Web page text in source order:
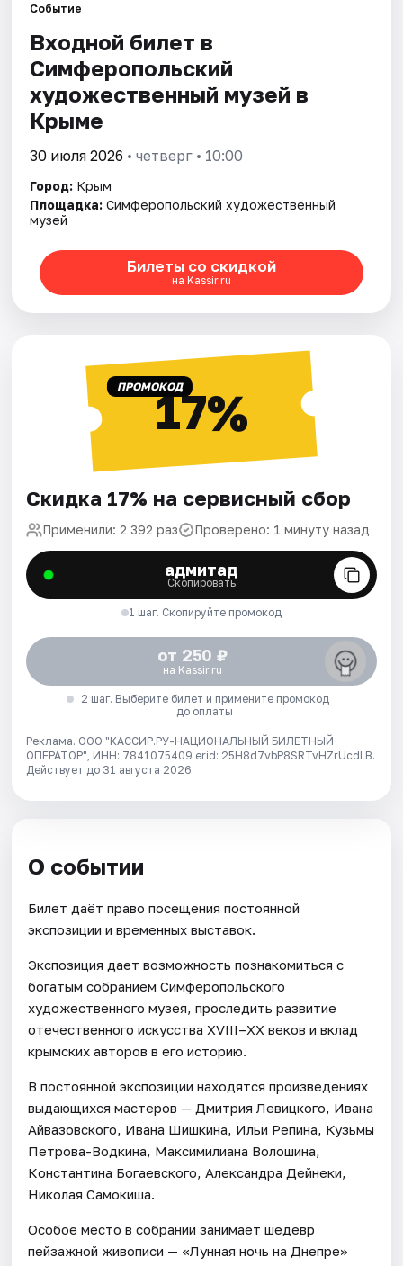
Событие
Входной билет в
Симферопольский
художественный музей в
Крыме
30 июля 2026 • четверг • 10:00
Город: Крым
Площадка: Симферопольский художественный
музей
Билеты со скидкой
на Kassir.ru
ПРОМОКОД17%
Скидка 17% на сервисный сбор
Применили: 2 392 раз Проверено: 1 минуту назад
адмитад
Скопировать
1 шаг. Скопируйте промокод
от 250 ₽
на Kassir.ru
2 шаг. Выберите билет и примените промокод
до оплаты
Реклама. ООО "КАССИР.РУ-НАЦИОНАЛЬНЫЙ БИЛЕТНЫЙ
ОПЕРАТОР", ИНН: 7841075409 erid: 25H8d7vbP8SRTvHZrUcdLB.
Действует до 31 августа 2026
О событии
Билет даёт право посещения постоянной
экспозиции и временных выставок.
Экспозиция дает возможность познакомиться с
богатым собранием Симферопольского
художественного музея, проследить развитие
отечественного искусства XVIII–ХХ веков и вклад
крымских авторов в его историю.
В постоянной экспозиции находятся произведениях
выдающихся мастеров — Дмитрия Левицкого, Ивана
Айвазовского, Ивана Шишкина, Ильи Репина, Кузьмы
Петрова-Водкина, Максимилиана Волошина,
Константина Богаевского, Александра Дейнеки,
Николая Самокиша.
Особое место в собрании занимает шедевр
пейзажной живописи — «Лунная ночь на Днепре»